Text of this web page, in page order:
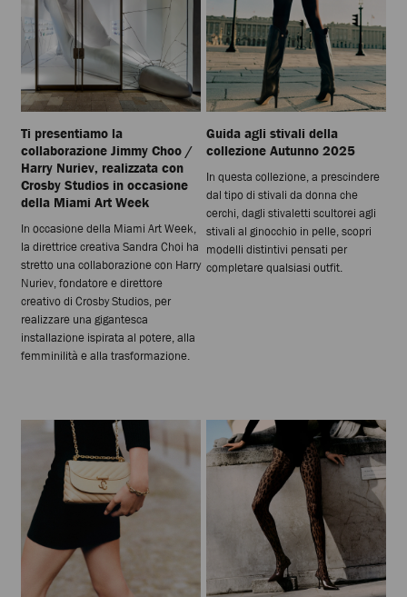
Ti presentiamo la
collaborazione Jimmy Choo /
Harry Nuriev, realizzata con
Crosby Studios in occasione
della Miami Art Week
In occasione della Miami Art Week,
la direttrice creativa Sandra Choi ha
stretto una collaborazione con Harry
Nuriev, fondatore e direttore
creativo di Crosby Studios, per
realizzare una gigantesca
installazione ispirata al potere, alla
femminilità e alla trasformazione.
Guida agli stivali della
collezione Autunno 2025
In questa collezione, a prescindere
dal tipo di stivali da donna che
cerchi, dagli stivaletti scultorei agli
stivali al ginocchio in pelle, scopri
modelli distintivi pensati per
completare qualsiasi outfit.